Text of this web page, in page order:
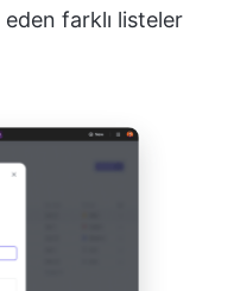
eden farklı listeler